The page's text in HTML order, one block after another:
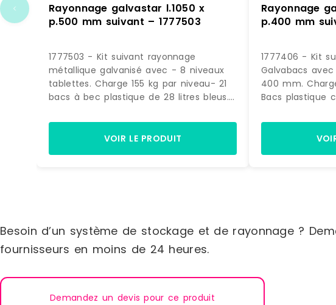
Rayonnage galvastar l.1050 x
p.500 mm suivant – 1777503
1777503 - Kit suivant rayonnage
métallique galvanisé avec - 8 niveaux
tablettes. Charge 155 kg par niveau- 21
bacs à bec plastique de 28 litres bleus.
mm) Dimensions > Hors tout : L. 1090 x
P. 500 x H.1972 mm> Poids : 60 kg.
VOIR LE PRODUIT
Rayonnage
p.400 mm
1777406 - Kit
Galvabacs
400 mm.
Bacs plastique
rayonnage : H.
Besoin d’un système de stockage et de rayonnage ?
fournisseurs en moins de 24 heures.
Demandez un devis pour ce produit